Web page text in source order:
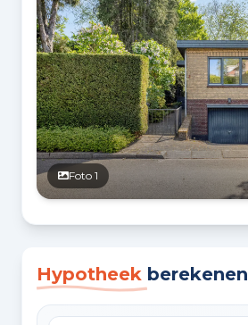
Foto 1
Hypotheek berekenen